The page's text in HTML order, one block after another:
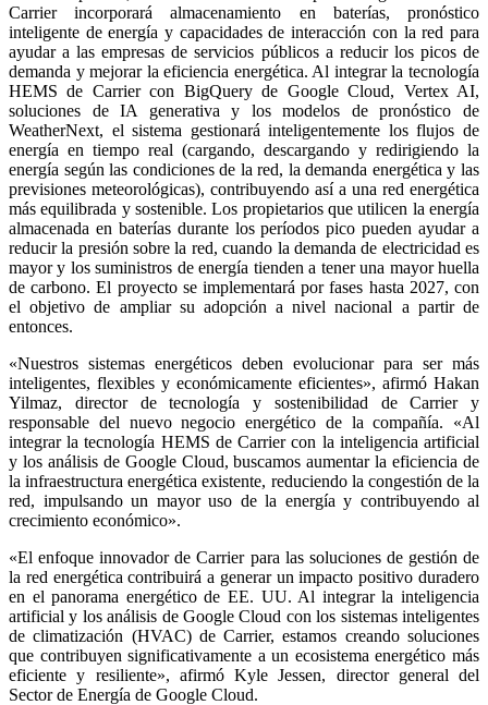
Carrier incorporará almacenamiento en baterías, pronóstico
inteligente de energía y capacidades de interacción con la red para
ayudar a las empresas de servicios públicos a reducir los picos de
demanda y mejorar la eficiencia energética. Al integrar la tecnología
HEMS de Carrier con BigQuery de Google Cloud, Vertex AI,
soluciones de IA generativa y los modelos de pronóstico de
WeatherNext, el sistema gestionará inteligentemente los flujos de
energía en tiempo real (cargando, descargando y redirigiendo la
energía según las condiciones de la red, la demanda energética y las
previsiones meteorológicas), contribuyendo así a una red energética
más equilibrada y sostenible. Los propietarios que utilicen la energía
almacenada en baterías durante los períodos pico pueden ayudar a
reducir la presión sobre la red, cuando la demanda de electricidad es
mayor y los suministros de energía tienden a tener una mayor huella
de carbono. El proyecto se implementará por fases hasta 2027, con
el objetivo de ampliar su adopción a nivel nacional a partir de
entonces.
«Nuestros sistemas energéticos deben evolucionar para ser más
inteligentes, flexibles y económicamente eficientes», afirmó Hakan
Yilmaz, director de tecnología y sostenibilidad de Carrier y
responsable del nuevo negocio energético de la compañía. «Al
integrar la tecnología HEMS de Carrier con la inteligencia artificial
y los análisis de Google Cloud, buscamos aumentar la eficiencia de
la infraestructura energética existente, reduciendo la congestión de la
red, impulsando un mayor uso de la energía y contribuyendo al
crecimiento económico».
«El enfoque innovador de Carrier para las soluciones de gestión de
la red energética contribuirá a generar un impacto positivo duradero
en el panorama energético de EE. UU. Al integrar la inteligencia
artificial y los análisis de Google Cloud con los sistemas inteligentes
de climatización (HVAC) de Carrier, estamos creando soluciones
que contribuyen significativamente a un ecosistema energético más
eficiente y resiliente», afirmó Kyle Jessen, director general del
Sector de Energía de Google Cloud.